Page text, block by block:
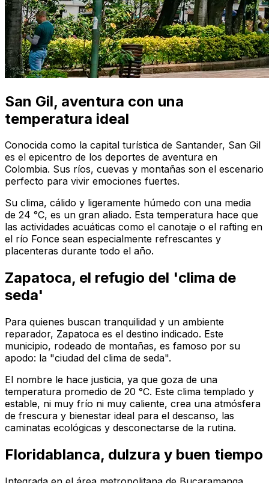
San Gil, aventura con una
temperatura ideal
Conocida como la capital turística de Santander, San Gil
es el epicentro de los deportes de aventura en
Colombia. Sus ríos, cuevas y montañas son el escenario
perfecto para vivir emociones fuertes.
Su clima, cálido y ligeramente húmedo con una media
de 24 °C, es un gran aliado. Esta temperatura hace que
las actividades acuáticas como el canotaje o el rafting en
el río Fonce sean especialmente refrescantes y
placenteras durante todo el año.
Zapatoca, el refugio del 'clima de
seda'
Para quienes buscan tranquilidad y un ambiente
reparador, Zapatoca es el destino indicado. Este
municipio, rodeado de montañas, es famoso por su
apodo: la "ciudad del clima de seda".
El nombre le hace justicia, ya que goza de una
temperatura promedio de 20 °C. Este clima templado y
estable, ni muy frío ni muy caliente, crea una atmósfera
de frescura y bienestar ideal para el descanso, las
caminatas ecológicas y desconectarse de la rutina.
Floridablanca, dulzura y buen tiempo